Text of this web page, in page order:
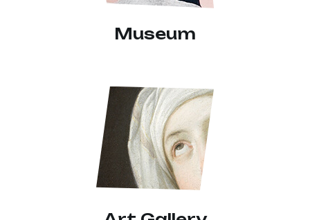
Museum